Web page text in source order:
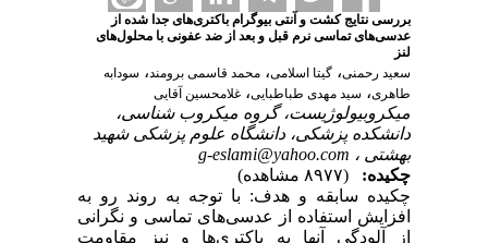
بررسی نتایج کشت و آنتی بیوگرام باکتری‌های جدا شده از
عدسی‌های تماسی نرم قبل و بعد از ضد عفونی با محلول‌های
لنز
سعید رحمنی، گیتا اسلامی، محمد قاسمی برومند، سودابه
طاهری، سید مهدی طباطبایی، غلامحسین آقایی
میکروبیولوژیست، گروه میکروب شناسی،
دانشکده پزشکی، دانشگاه علوم پزشکی شهید
بهشتی ، g-eslami@yahoo.com
چکیده:
(۸۹۷۷ مشاهده)
چکیده سابقه و هدف: با توجه به روند رو به
افزایش استفاده از عدسی‌های تماسی و نگرانی
از آلودگی آنها به باکتری‌ها و نیز مقاومت